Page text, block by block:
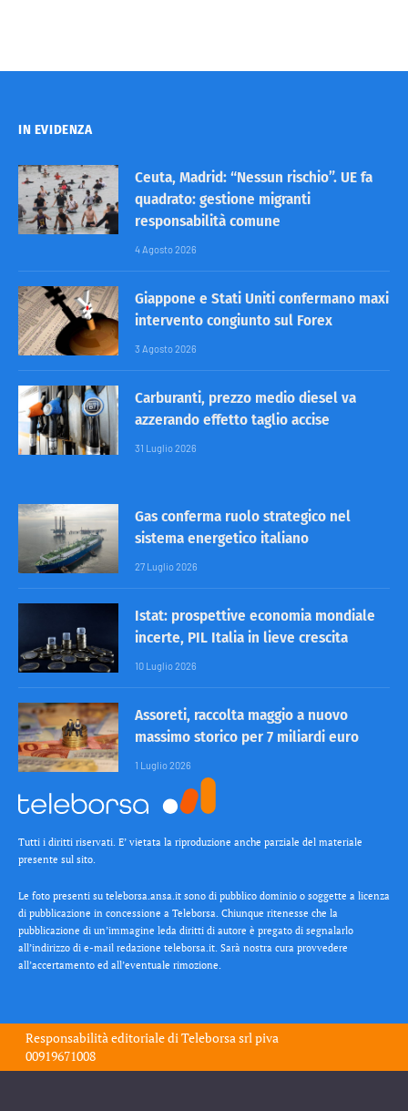
IN EVIDENZA
Ceuta, Madrid: “Nessun rischio”. UE fa
quadrato: gestione migranti
responsabilità comune
4 Agosto 2026
Giappone e Stati Uniti confermano maxi
intervento congiunto sul Forex
3 Agosto 2026
Carburanti, prezzo medio diesel va
azzerando effetto taglio accise
31 Luglio 2026
Gas conferma ruolo strategico nel
sistema energetico italiano
27 Luglio 2026
Istat: prospettive economia mondiale
incerte, PIL Italia in lieve crescita
10 Luglio 2026
Assoreti, raccolta maggio a nuovo
massimo storico per 7 miliardi euro
1 Luglio 2026
Tutti i diritti riservati. E’ vietata la riproduzione anche parziale del materiale
presente sul sito.
Le foto presenti su teleborsa.ansa.it sono di pubblico dominio o soggette a licenza
di pubblicazione in concessione a Teleborsa. Chiunque ritenesse che la
pubblicazione di un’immagine leda diritti di autore è pregato di segnalarlo
all’indirizzo di e-mail redazione teleborsa.it. Sarà nostra cura provvedere
all’accertamento ed all’eventuale rimozione.
Responsabilità editoriale diTeleborsa srlpiva
00919671008